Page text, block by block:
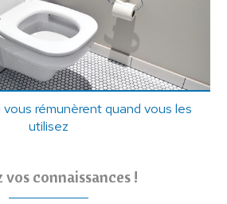
rémunèrent quand vous les
utilisez
vos connaissances !